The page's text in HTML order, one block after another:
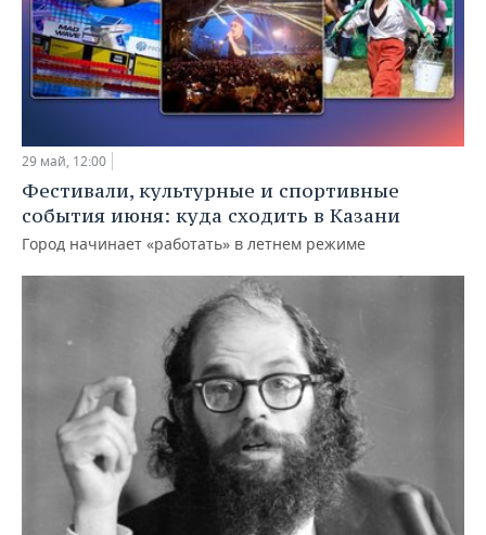
29 май, 12:00
Фестивали, культурные и спортивные
события июня: куда сходить в Казани
Город начинает «работать» в летнем режиме